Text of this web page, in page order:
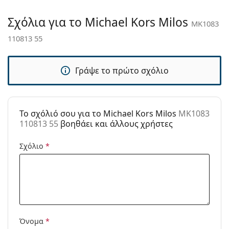
Εξερευνήστε την πλήρη γκάμα γυαλιών ηλίου για να
βρείτε περισσότερα μοντέλα από δημοφιλείς μάρκες.
Πανί
καθαρισμού:
Ναι
Άλλα
Γυναικεία
Χρήση:
Μόδα
Προϊόντος /
Σχόλια για το Michael Kors Milos MK1083
110813 55
Γράψε το πρώτο σχόλιο
To σχόλιό σου για το Michael Kors Milos MK1083
110813 55 βοηθάει και άλλους χρήστες
Σχόλιο *
Όνομα *